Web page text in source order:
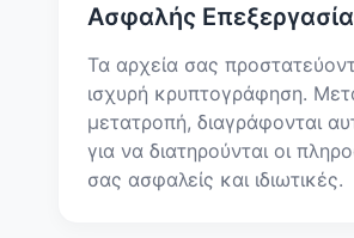
Ασφαλής Επεξεργασία
Τα αρχεία σας
ισχυρή κρυπτογράφηση.
μετατροπή, διαγράφονται
για να διατηρούνται οι
σας ασφαλείς και ιδιωτικές.